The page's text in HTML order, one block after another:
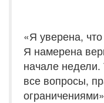
«Я уверена,
Я намерена
начале недели.
все вопросы,